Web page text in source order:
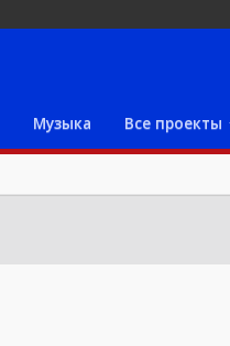
Музыка Все проекты